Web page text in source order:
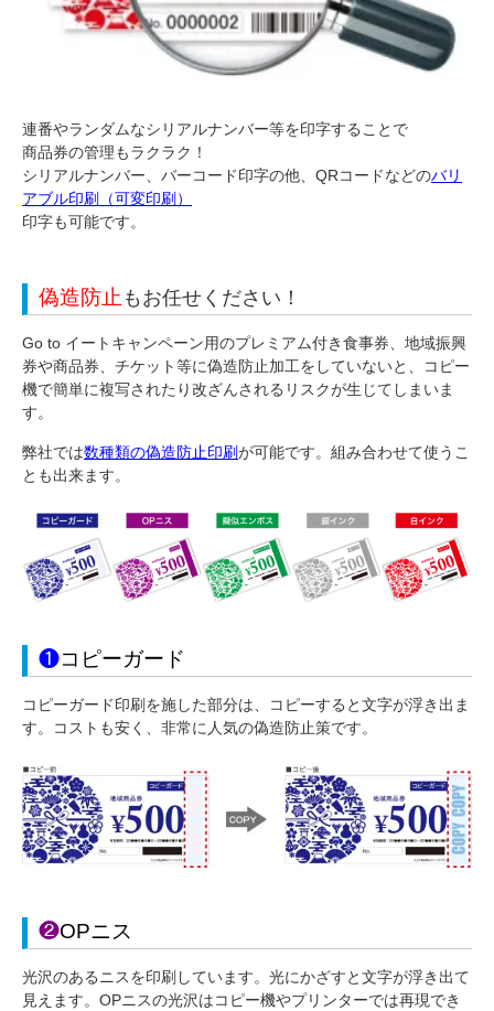
連番やランダムなシリアルナンバー等を印字することで
商品券の管理もラクラク！
シリアルナンバー、バーコード印字の他、QRコードなどのバリ
アブル印刷（可変印刷）
印字も可能です。
偽造防止 もお任せください！
Go to イートキャンペーン用のプレミアム付き食事券、地域振興
券や商品券、チケット等に偽造防止加工をしていないと、
コピー
機で簡単に複写されたり改ざんされるリスクが生じてしまいま
す。
弊社では数種類の偽造防止印刷が可能です。組み合わせて使うこ
とも出来ます。
❶コピーガード
コピーガード印刷を施した部分は、コピーすると文字が浮き出ま
す。コストも安く、非常に人気の偽造防止策です。
❷OPニス
光沢のあるニスを印刷しています。光にかざすと文字が浮き出て
見えます。OPニスの光沢はコピー機やプリンターでは再現でき